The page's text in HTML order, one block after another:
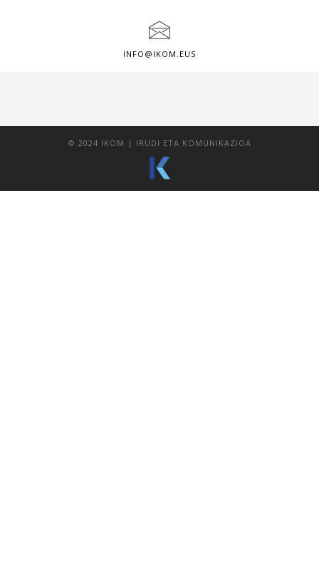
INFO@IKOM.EUS
© 2024 IKOM | IRUDI ETA KOMUNIKAZIOA